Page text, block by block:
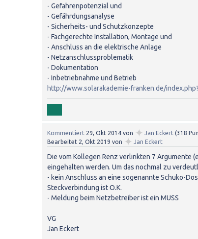
- Gefahrenpotenzial und
- Gefährdungsanalyse
- Sicherheits- und Schutzkonzepte
- Fachgerechte Installation, Montage und
- Anschluss an die elektrische Anlage
- Netzanschlussproblematik
- Dokumentation
- Inbetriebnahme und Betrieb
http://www.solarakademie-franken.de/
Kommentiert 29, Okt 2014 von ✦ Jan Eckert (318
Bearbeitet 2, Okt 2019 von ✦ Jan Eckert
Die vom Kollegen Renz verlinkten 7 Argumente
eingehalten werden. Um das nochmal zu
- kein Anschluss an eine sogenannte Schuko-
Steckverbindung ist O.K.
- Meldung beim Netzbetreiber ist ein MUSS
VG
Jan Eckert